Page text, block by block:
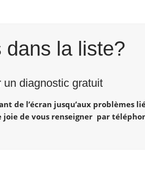
dans la liste?
diagnostic gratuit
de l’écran jusqu’aux problèmes
joie de vous renseigner par